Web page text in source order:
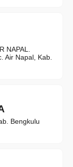
NAPAL.
Air Napal, Kab.
Bengkulu